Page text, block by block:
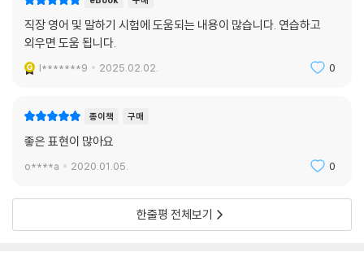
정을 한번 따라 해보세요. 분명히 말문이 열립니다.
45년 동안 안 되던 영어, 드디어 해답을 찾다!
평생 영어와는 인연이 없을 줄로만 알았다. 그런데 영어 한마디 못하던 내
가 어느새 김태윤 선생님과 영어로 30분간 대화를 나누고 있다. 45년 동
안 안 되던 영어였는데 마치 기적처럼! 단순히 문장을 외워서 말하는 게 아
의 영어 잠재력을 일깨워준 그의 스피킹 매트릭스를 대한민국 직장인들과
함께 할 수 있어 기쁘다. 나처럼 다른 분들도 영어의 해답을 찾길 응원한다!
직장 영어 및 말하기 시험에 도움되는 내용이 많습니다. 연습하고
외우면 도움 됩니다.
l*******9 2025.02.02. 0
종이책 구매
좋은 표현이 많아요
o****a 2020.01.05. 0
한줄평 전체보기